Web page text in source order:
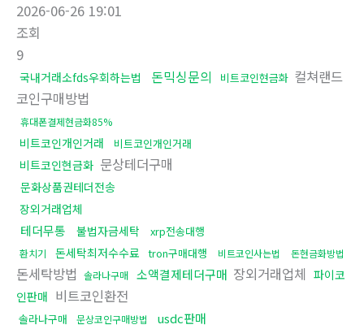
2026-06-26 19:01
조회
9
국내거래소fds우회하는법 돈믹싱문의 비트코인현금화 컬쳐랜드
코인구매방법
휴대폰결제현금화85%
비트코인개인거래 비트코인개인거래
비트코인현금화 문상테더구매
문화상품권테더전송
장외거래업체
테더무통 불법자금세탁 xrp전송대행
환치기 돈세탁최저수수료 tron구매대행 비트코인사는법 돈현금화방법
돈세탁방법 솔라나구매 소액결제테더구매 장외거래업체 파이코
인판매 비트코인환전
솔라나구매 문상코인구매방법 usdc판매